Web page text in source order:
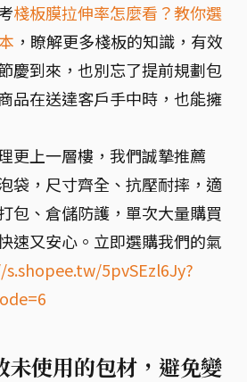
棧板膜拉伸率怎麼看？教你選
，瞭解更多棧板的知識，有效
慶到來，也別忘了提前規劃包
品在送達客戶手中時，也能擁
更上一層樓，我們誠摯推薦
袋，尺寸齊全、抗壓耐摔，適
包、倉儲防護，單次大量購買
速又安心。立即選購我們的氣
5pvSEzl6Jy?
未使用的包材，避免變